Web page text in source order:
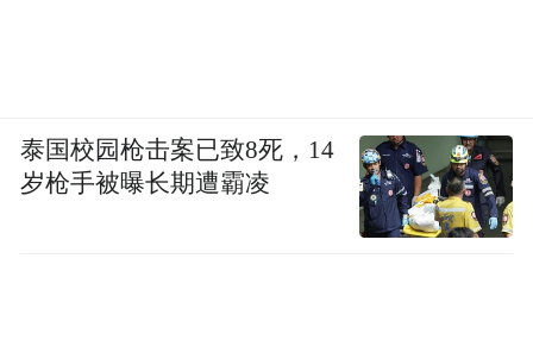
泰国校园枪击案已致8死，14
岁枪手被曝长期遭霸凌